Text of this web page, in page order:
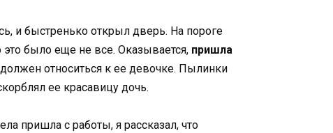
и быстренько открыл дверь. На пороге
было еще не все. Оказывается, пришла
относиться к ее девочке. Пылинки
ее красавицу дочь.
пришла с работы, я рассказал, что